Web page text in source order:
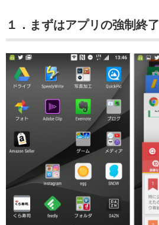
１．まずはアプリの強制終了